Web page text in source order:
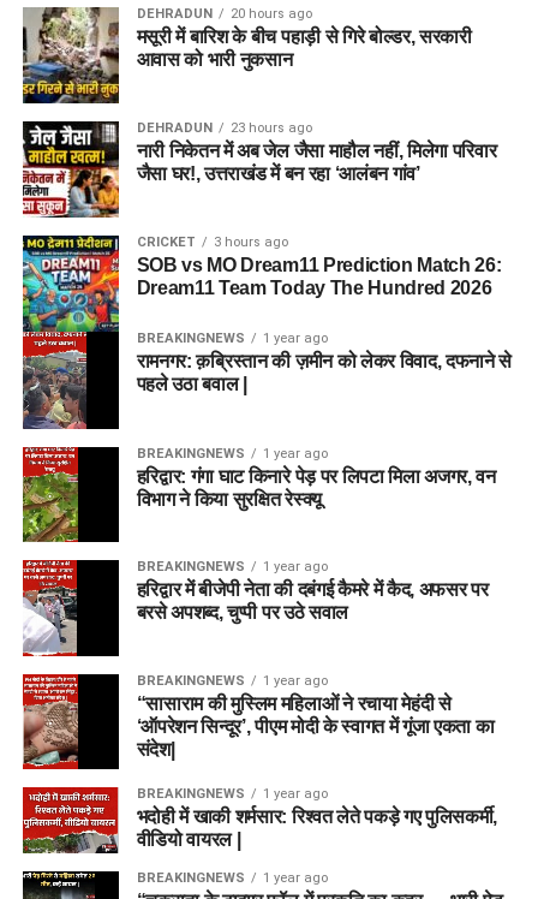
DEHRADUN 20 hours ago
मसूरी में बारिश के बीच पहाड़ी से गिरे बोल्डर, सरकारी
आवास को भारी नुकसान
DEHRADUN 23 hours ago
नारी निकेतन में अब जेल जैसा माहौल नहीं, मिलेगा परिवार
जैसा घर!, उत्तराखंड में बन रहा ‘आलंबन गांव’
CRICKET 3 hours ago
SOB vs MO Dream11 Prediction Match 26:
Dream11 Team Today The Hundred 2026
BREAKINGNEWS 1 year ago
रामनगर: क़ब्रिस्तान की ज़मीन को लेकर विवाद, दफनाने से
पहले उठा बवाल |
BREAKINGNEWS 1 year ago
हरिद्वार: गंगा घाट किनारे पेड़ पर लिपटा मिला अजगर, वन
विभाग ने किया सुरक्षित रेस्क्यू
BREAKINGNEWS 1 year ago
हरिद्वार में बीजेपी नेता की दबंगई कैमरे में कैद, अफसर पर
बरसे अपशब्द, चुप्पी पर उठे सवाल
BREAKINGNEWS 1 year ago
“सासाराम की मुस्लिम महिलाओं ने रचाया मेहंदी से
‘ऑपरेशन सिन्दूर’, पीएम मोदी के स्वागत में गूंजा एकता का
संदेश|
BREAKINGNEWS 1 year ago
भदोही में खाकी शर्मसार: रिश्वत लेते पकड़े गए पुलिसकर्मी,
वीडियो वायरल |
BREAKINGNEWS 1 year ago